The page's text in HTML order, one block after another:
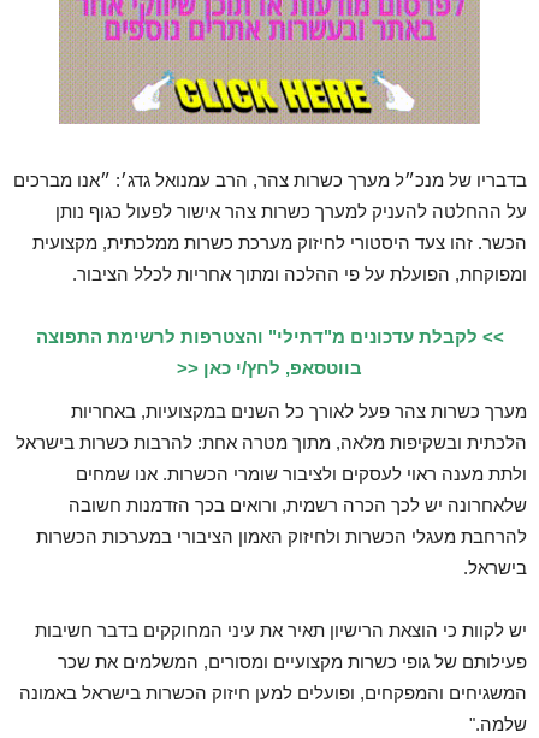
בדבריו של מנכ״ל מערך כשרות צהר, הרב עמנואל גדג׳: ״אנו מברכים
על ההחלטה להעניק למערך כשרות צהר אישור לפעול כגוף נותן
הכשר. זהו צעד היסטורי לחיזוק מערכת כשרות ממלכתית, מקצועית
ומפוקחת, הפועלת על פי ההלכה ומתוך אחריות לכלל הציבור.
>> לקבלת עדכונים מ"דתילי" והצטרפות לרשימת התפוצה
בווטסאפ, לחץ/י כאן <<
מערך כשרות צהר פעל לאורך כל השנים במקצועיות, באחריות
הלכתית ובשקיפות מלאה, מתוך מטרה אחת: להרבות כשרות בישראל
ולתת מענה ראוי לעסקים ולציבור שומרי הכשרות. אנו שמחים
שלאחרונה יש לכך הכרה רשמית, ורואים בכך הזדמנות חשובה
להרחבת מעגלי הכשרות ולחיזוק האמון הציבורי במערכות הכשרות
בישראל.
יש לקוות כי הוצאת הרישיון תאיר את עיני המחוקקים בדבר חשיבות
פעילותם של גופי כשרות מקצועיים ומסורים, המשלמים את שכר
המשגיחים והמפקחים, ופועלים למען חיזוק הכשרות בישראל באמונה
שלמה."